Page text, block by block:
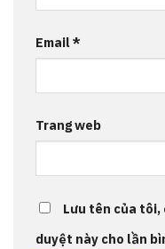
Email*
Trang web
Lưu tên của
duyệt này cho lần